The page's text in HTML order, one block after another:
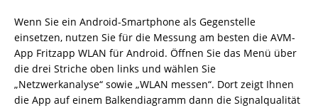
Wenn Sie ein Android-Smartphone als Gegenstelle
einsetzen, nutzen Sie für die Messung am besten die AVM-
App Fritzapp WLAN für Android. Öffnen Sie das Menü über
die drei Striche oben links und wählen Sie
„Netzwerkanalyse“ sowie „WLAN messen“. Dort zeigt Ihnen
die App auf einem Balkendiagramm dann die Signalqualität